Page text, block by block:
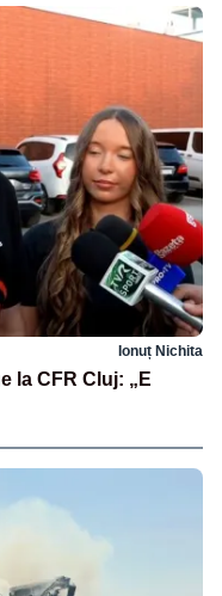
Ionuț Nichita
la CFR Cluj: „E